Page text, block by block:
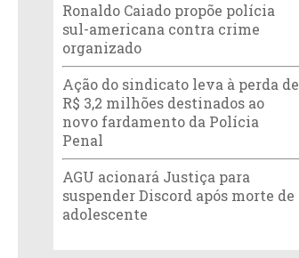
Ronaldo Caiado propõe polícia
sul-americana contra crime
organizado
Ação do sindicato leva à perda de
R$ 3,2 milhões destinados ao
novo fardamento da Polícia
Penal
AGU acionará Justiça para
suspender Discord após morte de
adolescente